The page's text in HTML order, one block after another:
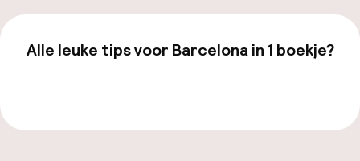
Alle leuke tips voor Barcelona in 1 boekje?